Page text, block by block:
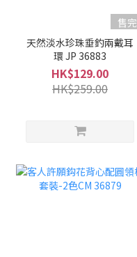
售完
天然淡水珍珠垂釣兩戴耳
環 JP 36883
HK$129.00
HK$259.00